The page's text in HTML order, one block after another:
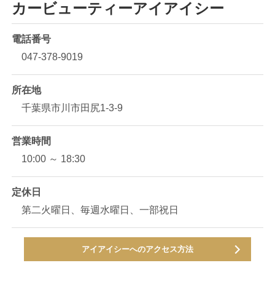
カービューティーアイアイシー
電話番号
047-378-9019
所在地
千葉県市川市田尻1-3-9
営業時間
10:00 ～ 18:30
定休日
第二火曜日、毎週水曜日、一部祝日
アイアイシーへのアクセス方法